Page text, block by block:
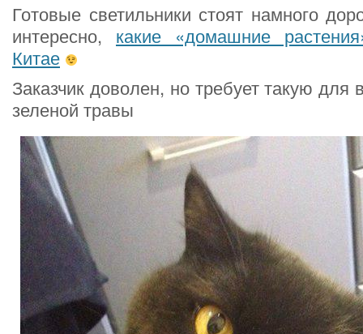
Готовые светильники стоят намного
интересно, какие «домашние
Китае
Заказчик доволен, но требует такую
зеленой травы